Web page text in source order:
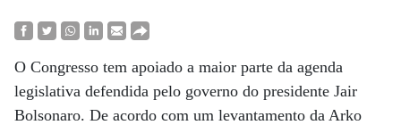
O Congresso tem apoiado a maior parte da agenda
legislativa defendida pelo governo do presidente Jair
Bolsonaro. De acordo com um levantamento da Arko